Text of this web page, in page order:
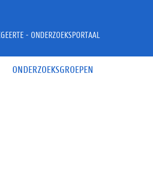
ONDERZOEKSGROEPEN
- ONDERZOEKSPORTAAL